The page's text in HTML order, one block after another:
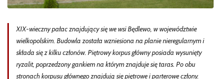
XIX-wieczny pałac znajdujący się we wsi Będlewo, w województwie
wielkopolskim. Budowla została wzniesiona na planie nieregularnym i
składa się z kilku członów. Piętrowy korpus główny posiada wysunięty
ryzalit, poprzedzony gankiem na którym znajduje się taras. Po obu
stronach korpusu głównego znajdują się piętrowe i parterowe człony.